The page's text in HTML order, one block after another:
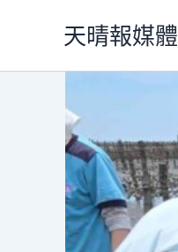
天晴報媒體